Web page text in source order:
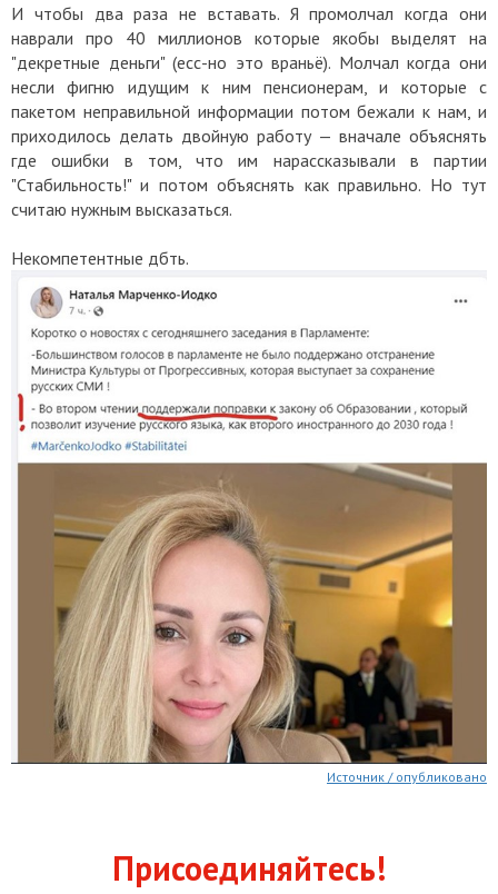
И чтобы два раза не вставать. Я промолчал когда они
наврали про 40 миллионов которые якобы выделят на
"декретные деньги" (есс-но это враньё). Молчал когда они
несли фигню идущим к ним пенсионерам, и которые с
пакетом неправильной информации потом бежали к нам, и
приходилось делать двойную работу — вначале объяснять
где ошибки в том, что им нарассказывали в партии
"Стабильность!" и потом объяснять как правильно. Но тут
считаю нужным высказаться.
Некомпетентные дбть.
Источник / опубликовано
Присоединяйтесь!